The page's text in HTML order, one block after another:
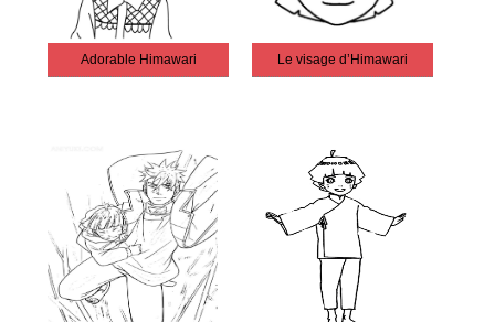
Adorable Himawari Le visage d’Himawari